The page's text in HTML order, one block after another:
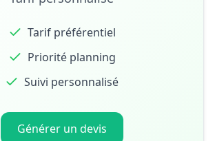
Tarif préférentiel
Priorité planning
Suivi personnalisé
Générer un devis